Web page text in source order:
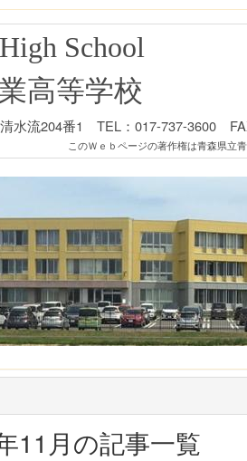
School
高等学校
水流204番1 TEL：017-737-3600
このＷｅｂページの著作権は青森県立
11月の記事一覧